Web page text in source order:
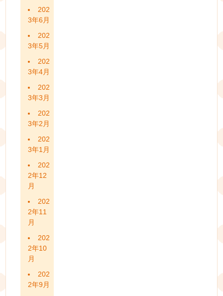
202
3年6月
202
3年5月
202
3年4月
202
3年3月
202
3年2月
202
3年1月
202
2年12
月
202
2年11
月
202
2年10
月
202
2年9月